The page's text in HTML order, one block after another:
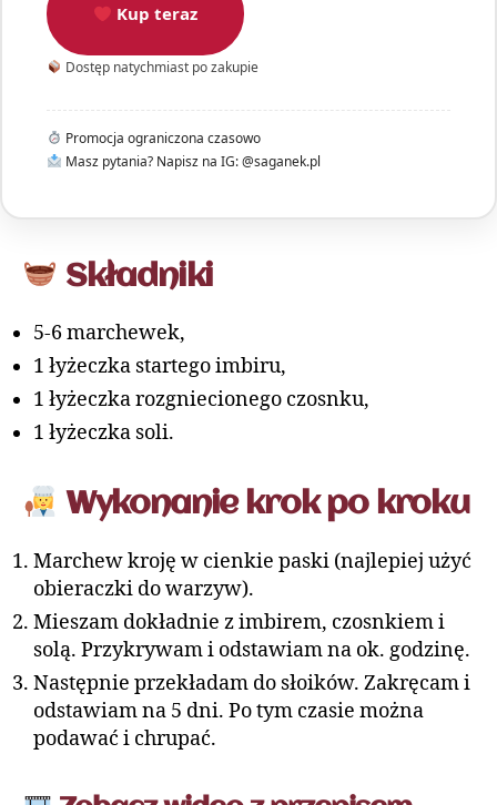
Kup teraz
Dostęp natychmiast po zakupie
Promocja ograniczona czasowo
Masz pytania? Napisz na IG: @saganek.pl
Składniki
5-6 marchewek,
1 łyżeczka startego imbiru,
1 łyżeczka rozgniecionego czosnku,
1 łyżeczka soli.
Wykonanie krok po kroku
Marchew kroję w cienkie paski (najlepiej użyć
obieraczki do warzyw).
Mieszam dokładnie z imbirem, czosnkiem i
solą. Przykrywam i odstawiam na ok. godzinę.
Następnie przekładam do słoików. Zakręcam i
odstawiam na 5 dni. Po tym czasie można
podawać i chrupać.